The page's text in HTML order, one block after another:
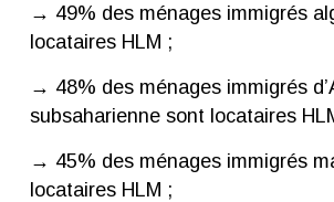
→ 49% des ménages immigrés
locataires HLM ;
→ 48% des ménages immigrés
subsaharienne sont locataires
→ 45% des ménages immigrés
locataires HLM ;